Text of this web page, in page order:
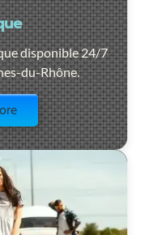
disponible 24/7
du-Rhône.